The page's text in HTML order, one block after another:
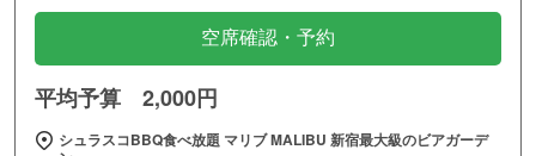
空席確認・予約
平均予算 2,000円
シュラスコBBQ食べ放題 マリブ MALIBU 新宿最大級のビアガーデ